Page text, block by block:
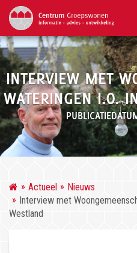
INTERVIEW MET
WATERINGEN I.O.
Actueel
Nieuws
Interview met
Westland